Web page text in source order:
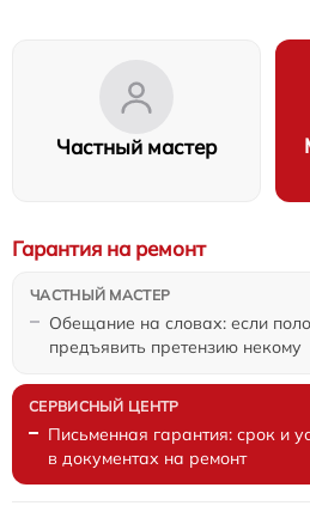
Частный мастер
Обещание на словах: если
предъявить претензию некому
Гарантия на ремонт
Письменная гарантия: срок и
в документах на ремонт